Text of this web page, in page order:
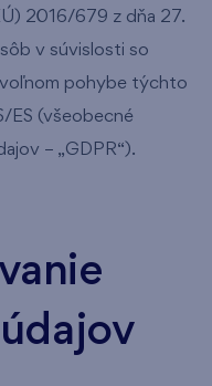
2016/679 z dňa 27.
v súvislosti so
pohybe týchto
ES (všeobecné
– „GDPR“).